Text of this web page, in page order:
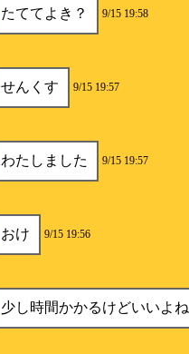
たててよき？ 9/15 19:58
せんくす 9/15 19:57
わたしました 9/15 19:57
おけ 9/15 19:56
少し時間かかるけどいいよね